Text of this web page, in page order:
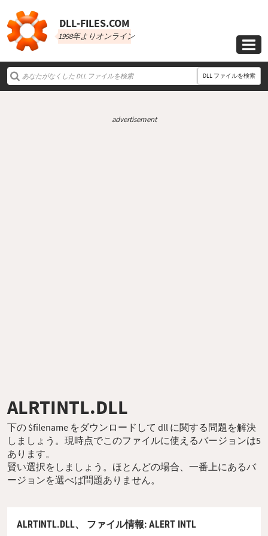
DLL‑FILES.COM
1998年よりオンライン

DLL ファイルを検索
advertisement
ALRTINTL.DLL
下の $filename をダウンロードして dll に関する問題を解決
しましょう。現時点でこのファイルに使えるバージョンは5
あります。
賢い選択をしましょう。ほとんどの場合、一番上にあるバ
ージョンを選べば問題ありません。
ALRTINTL.DLL、 ファイル情報: ALERT INTL